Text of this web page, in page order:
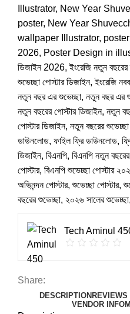
Illustrator, New Year
poster, New Year
wallpaper Illustrator,
2026, Poster Design in
ডিজাইন 2026, ইংরেজি নতুন বছরের
শুভেচ্ছা পোস্টার ডিজাইন, ইংরেজি
নতুন বছর এর শুভেচ্ছা, নতুন বছর এর
নতুন বছরের পোস্টার ডিজাইন, নতুন
পোস্টার ডিজাইন, নতুন বছরের
ডাউনলোড, ফাইল ফ্রি ডাউনলোড,
ডিজাইন, বিএনপি, বিএনপি নতুন
পোস্টার, বিএনপি শুভেচ্ছা পোস্টার
অভিনন্দন পোস্টার, শুভেচ্ছা পোস্টার,
বছরের শুভেচ্ছা, ২০২৬ সালের শুভেচ্ছা,
Tech Aminul
Share:
DESCRIPTION REVIEWS
VENDOR INFO